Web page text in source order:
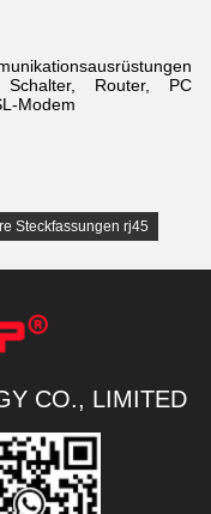
Router, PC
Modem
Steckfassungen rj45
CO., LIMITED